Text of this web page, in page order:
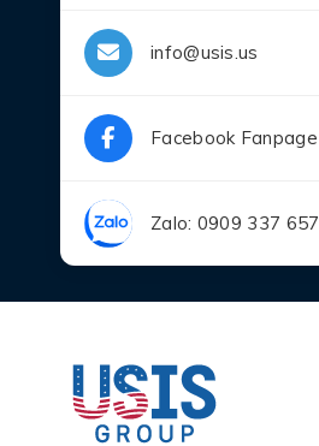
info@usis.us
Facebook Fanpage
Zalo: 0909 337 657